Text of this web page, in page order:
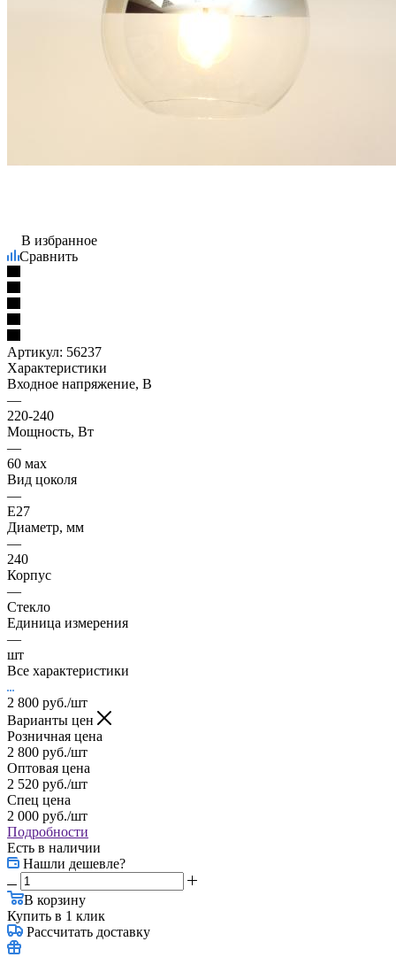
В избранное
Сравнить
Артикул: 56237
Характеристики
Входное напряжение, В
—
220-240
Мощность, Вт
—
60 мах
Вид цоколя
—
Е27
Диаметр, мм
—
240
Корпус
—
Стекло
Единица измерения
—
шт
Все характеристики
2 800 руб./шт
Варианты цен
Розничная цена
2 800 руб./шт
Оптовая цена
2 520 руб./шт
Спец цена
2 000 руб./шт
Подробности
Есть в наличии
Нашли дешевле?
В корзину
Купить в 1 клик
Рассчитать доставку